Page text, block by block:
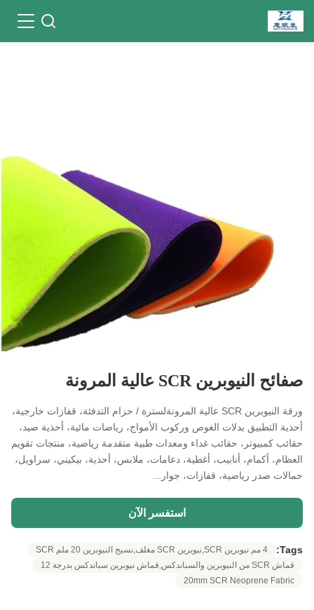
صفائح النيوبرين SCR عالية المرونة
ورقة النيوبرين SCR عالية المرونةلسترة / حزام التدفئة، قفازات خارجية،
أحذية التطبيق بدلات الغوص وركوب الأمواج، رياضات مائية، أحذية صيد،
حقائب كمبيوتر، حقائب غداء ومعدات طبية متقدمة رياضية، منتجات تقويم
العظام، أكمام، أنابيب، أغطية، دعامات، ملابس، أحذية، بيكيني، سراويل،
حمالات صدر رياضية، قفازات، جوار...
استفسر الآن
Tags:
4 مم نيوبرين SCR,نيوبرين SCR مغلف,نسيج النيوبرين 20 ملم SCR
قماش SCR من النيوبرين والسباندكس,قماش نيوبرين سباندكس بدرجة 12
20mm SCR Neoprene Fabric